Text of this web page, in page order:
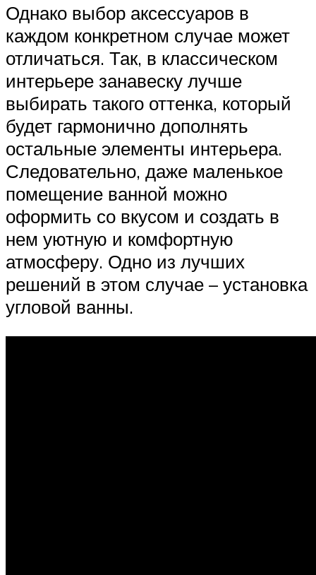
Однако выбор аксессуаров в
каждом конкретном случае может
отличаться. Так, в классическом
интерьере занавеску лучше
выбирать такого оттенка, который
будет гармонично дополнять
остальные элементы интерьера.
Следовательно, даже маленькое
помещение ванной можно
оформить со вкусом и создать в
нем уютную и комфортную
атмосферу. Одно из лучших
решений в этом случае – установка
угловой ванны.